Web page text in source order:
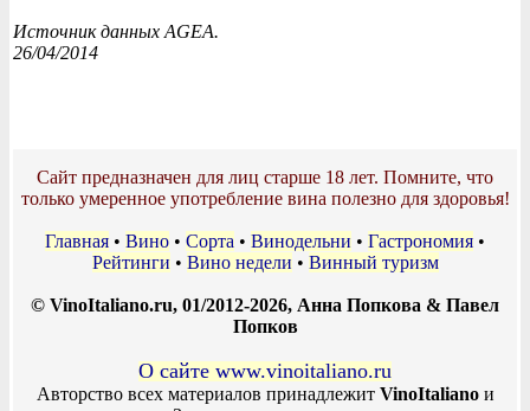
Источник данных AGEA.
26/04/2014
Сайт предназначен для лиц старше 18 лет. Помните, что
только умеренное употребление вина полезно для здоровья!
Главная • Вино • Сорта • Винодельни • Гастрономия •
Рейтинги • Вино недели • Винный туризм
© VinoItaliano.ru, 01/2012-2026, Анна Попкова & Павел
Попков
О сайте www.vinoitaliano.ru
Авторство всех материалов принадлежит VinoItalianoи